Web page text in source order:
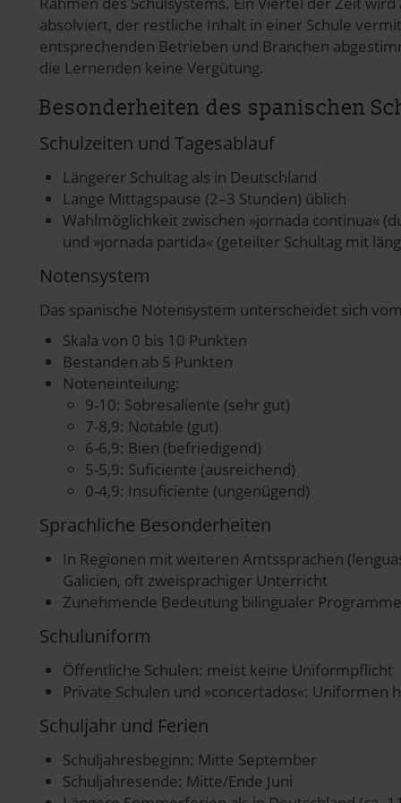
absolviert, der restliche Inhalt in einer Schule
entsprechenden Betrieben und Branchen
die Lernenden keine Vergütung.
Besonderheiten des spanischen
Schulzeiten und Tagesablauf
Längerer Schultag als in Deutschland
Lange Mittagspause (2–3 Stunden) üblich
Wahlmöglichkeit zwischen »jornada continua«
und »jornada partida« (geteilter Schultag mit
Notensystem
Das spanische Notensystem unterscheidet sich
Skala von 0 bis 10 Punkten
Bestanden ab 5 Punkten
Noteneinteilung:
9-10: Sobresaliente (sehr gut)
7-8,9: Notable (gut)
6-6,9: Bien (befriedigend)
5-5,9: Suficiente (ausreichend)
0-4,9: Insuficiente (ungenügend)
Sprachliche Besonderheiten
In Regionen mit weiteren Amtssprachen
Galicien, oft zweisprachiger Unterricht
Zunehmende Bedeutung bilingualer
Schuluniform
Öffentliche Schulen: meist keine Uniformpflicht
Private Schulen und »concertados«: Uniformen
Schuljahr und Ferien
Schuljahresbeginn: Mitte September
Schuljahresende: Mitte/Ende Juni